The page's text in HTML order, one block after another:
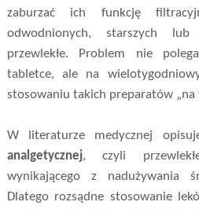
zaburzać ich funkcję
odwodnionych, starszych
przewlekłe. Problem nie
tabletce, ale na
stosowaniu takich preparatów „na
W literaturze medycznej
analgetycznej, czyli
wynikającego z nadużywania
Dlatego rozsądne stosowanie